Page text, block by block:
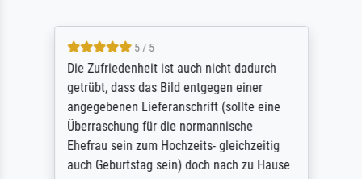
5 / 5
Die Zufriedenheit ist auch nicht dadurch
getrübt, dass das Bild entgegen einer
angegebenen Lieferanschrift (sollte eine
Überraschung für die normannische
Ehefrau sein zum Hochzeits- gleichzeitig
auch Geburtstag sein) doch nach zu Hause